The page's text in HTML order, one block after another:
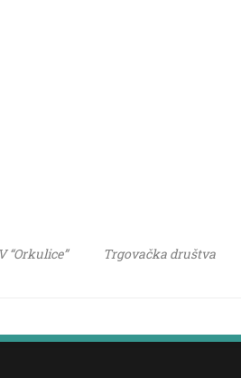
“Orkulice” Trgovačka društva